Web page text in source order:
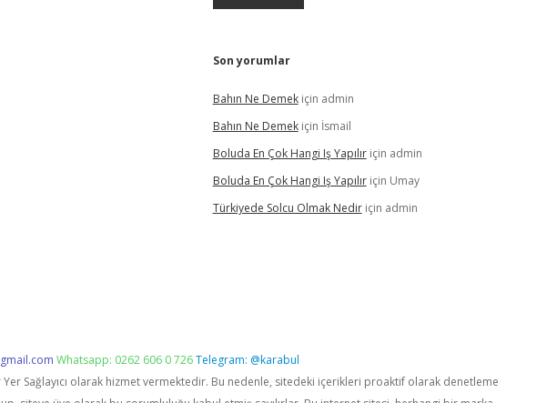
Son yorumlar
Bahın Ne Demekiçin admin
Bahın Ne Demekiçin İsmail
Boluda En Çok Hangi Iş Yapılıriçin admin
Boluda En Çok Hangi Iş Yapılıriçin Umay
Türkiyede Solcu Olmak Nediriçin admin
Whatsapp: 0262 606 0 726Telegram: @karabul
Sağlayıcı olarak hizmet vermektedir. Bu nedenle, sitedeki içerikleri proaktif olarak denetleme